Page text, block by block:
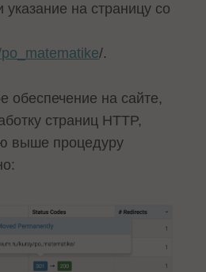
на страницу со
/.
обеспечение на сайте,
страниц HTTP,
выше процедуру